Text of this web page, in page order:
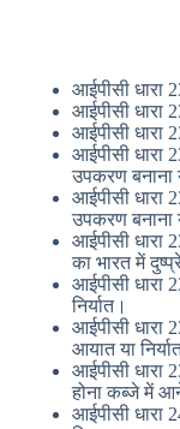
आईपीसी धारा
आईपीसी
आईपीसी धारा
आईपीसी
उपकरण बनाना
आईपीसी धारा
उपकरण बनाना
आईपीसी धारा
का भारत में
आईपीसी
निर्यात।
आईपीसी धारा
आयात या
आईपीसी धारा
होना कब्जे में
आईपीसी धारा